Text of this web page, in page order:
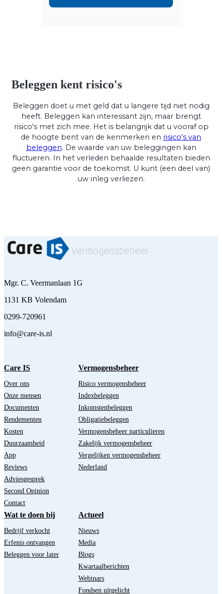
Beleggen kent risico's
Beleggen doet u met geld dat u langere tijd niet nodig
heeft. Beleggen kan interessant zijn, maar brengt
risico's met zich mee. Het is belangrijk dat u vooraf op
de hoogte bent van de kenmerken en risico's van
beleggen. De waarde van uw beleggingen kan
fluctueren. In het verleden behaalde resultaten bieden
geen garantie voor de toekomst. U kunt (een deel van)
uw inleg verliezen.
Mgr. C. Veermanlaan 1G
1131 KB Volendam
0299-720961
info@care-is.nl
Care IS
Over ons
Onze mensen
Documenten
Rendementen
Kosten
Duurzaamheid
App
Reviews
Adviesgesprek
Second Opinion
Contact
Vermogensbeheer
Risico vermogensbeheer
Indexbeleggen
Inkomstenbeleggen
Obligatiebeleggen
Vermogensbeheer particulieren
Zakelijk vermogensbeheer
Vergelijken vermogensbeheer
Nederland
Wat te doen bij
Bedrijf verkocht
Erfenis ontvangen
Beleggen voor later
Actueel
Nieuws
Media
Blogs
Kwartaalberichten
Webinars
Fondsen uitgelicht